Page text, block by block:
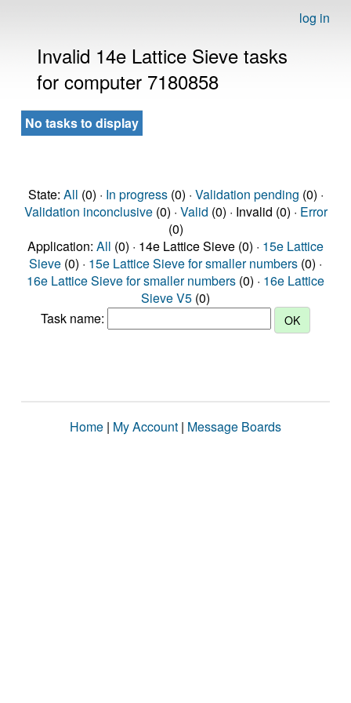
log in
Invalid 14e Lattice Sieve tasks
for computer 7180858
No tasks to display
State: All (0) · In progress(0) · Validation pending (0) ·
Validation inconclusive(0) · Valid (0) · Invalid (0) · Error
(0)
Application: All (0) · 14e Lattice Sieve (0) · 15e Lattice
Sieve (0) · 15e Lattice Sieve for smaller numbers (0) ·
16e Lattice Sieve for smaller numbers (0) · 16e Lattice
Sieve V5 (0)
Task name:
Home | My Account | Message Boards